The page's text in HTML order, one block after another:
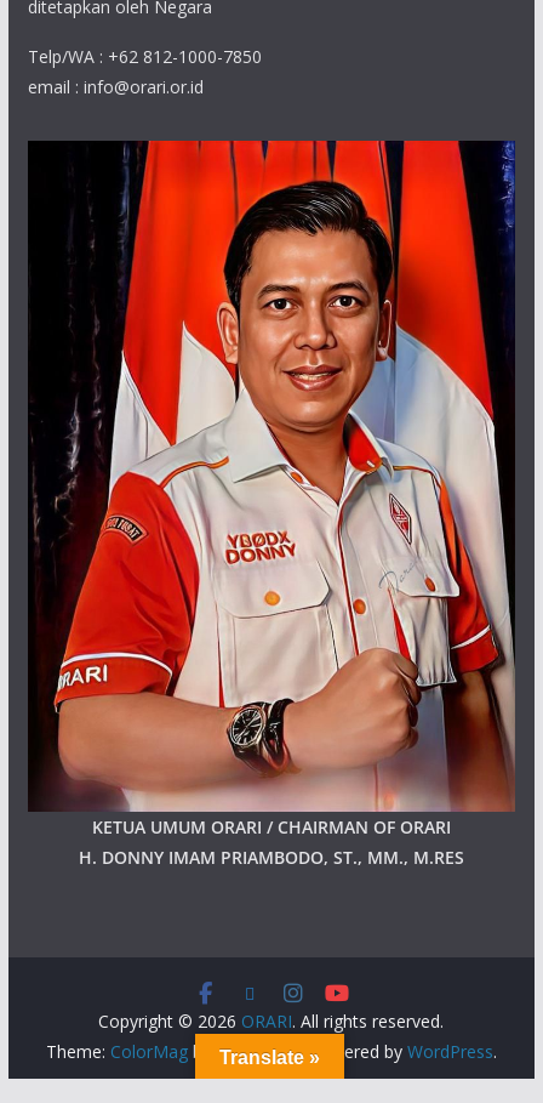
ditetapkan oleh Negara
Telp/WA : +62 812-1000-7850
email : info@orari.or.id
KETUA UMUM ORARI / CHAIRMAN OF ORARI
H. DONNY IMAM PRIAMBODO, ST., MM., M.RES
Copyright © 2026 ORARI. All rights reserved.
Theme: ColorMagby ThemeGrill. Powered by WordPress.
Translate »